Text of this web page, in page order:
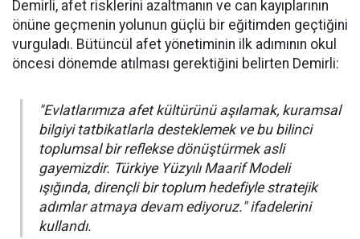
Demirli, afet risklerini azaltmanın ve can kayıplarının
önüne geçmenin yolunun güçlü bir eğitimden geçtiğini
vurguladı. Bütüncül afet yönetiminin ilk adımının okul
öncesi dönemde atılması gerektiğini belirten Demirli:
"Evlatlarımıza afet kültürünü aşılamak, kuramsal
bilgiyi tatbikatlarla desteklemek ve bu bilinci
toplumsal bir reflekse dönüştürmek asli
gayemizdir. Türkiye Yüzyılı Maarif Modeli
ışığında, dirençli bir toplum hedefiyle stratejik
adımlar atmaya devam ediyoruz." ifadelerini
kullandı.